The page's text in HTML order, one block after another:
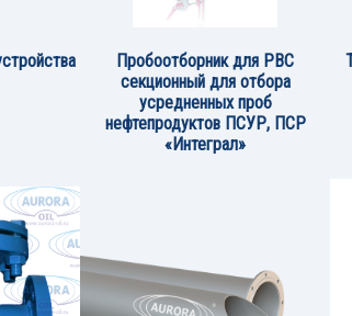
Пробоотборник для РВС
секционный для отбора
усредненных проб
нефтепродуктов ПСУР, ПСР
«Интеграл»